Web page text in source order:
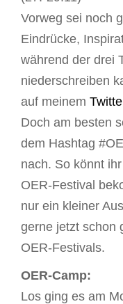
Vorweg sei noch
Eindrücke,
während der drei
niederschreiben
auf meinem
Doch am besten
dem Hashtag
nach. So könnt
OER-Festival
nur ein kleiner
gerne jetzt schon
OER-Festivals.
OER-Camp:
Los ging es am